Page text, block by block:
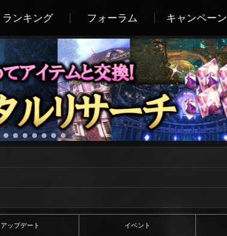
ランキング フォーラム キャンペーン
アップデート イベント